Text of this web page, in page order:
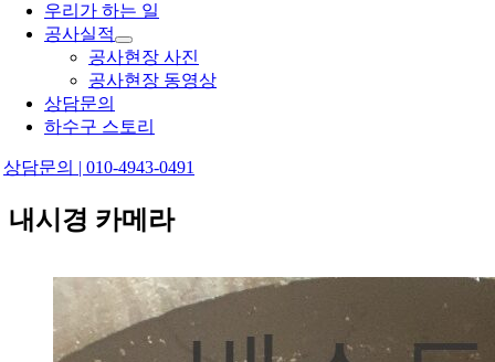
우리가 하는 일
공사실적
공사현장 사진
공사현장 동영상
상담문의
하수구 스토리
상담문의 | 010-4943-0491
내시경 카메라